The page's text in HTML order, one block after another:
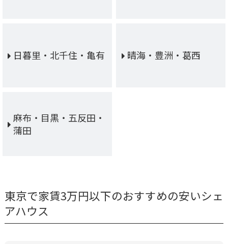
日暮里・北千住・亀有 晴海・豊洲・葛西
麻布・目黒・五反田・
蒲田
東京で家賃3万円以下のおすすめの安いシェ
アハウス